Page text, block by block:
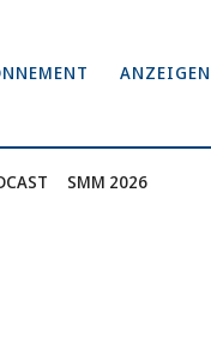
ANZEIGEN
SMM 2026